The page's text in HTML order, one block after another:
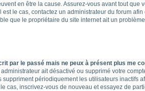
en être la cause. Assurez-vous avant tout que
est le cas, contactez un administrateur du forum
que le propriétaire du site internet ait un
par le passé mais ne peux à présent plus me
administrateur ait désactivé ou supprimé votre
suppriment périodiquement les utilisateurs inactifs
cas, inscrivez-vous de nouveau et essayez de